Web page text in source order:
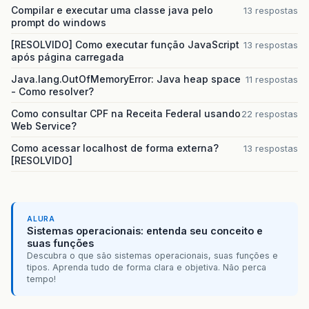
url-regex-ignore-pattern
<param-value>.+/-/.+ </param-value>
</filter>
<filter>
<filter-class>
<init-param>
<param-name>
filter-class </param-name>
<param-value>
</filter>
<filter>
<param-value>
</init-param>
<init-param>
<param-name>url-regex-ignore-pattern
Compilar e executar uma classe java pelo
prompt do windows
13 respostas
[RESOLVIDO] Como executar função JavaScript
após página carregada
13 respostas
Java.lang.OutOfMemoryError: Java heap space
- Como resolver?
11 respostas
Como consultar CPF na Receita Federal usando
Web Service?
22 respostas
Como acessar localhost de forma externa?
[RESOLVIDO]
13 respostas
ALURA
Sistemas operacionais: entenda seu conceito e
suas funções
Descubra o que são sistemas operacionais, suas funções e
tipos. Aprenda tudo de forma clara e objetiva. Não perca
tempo!